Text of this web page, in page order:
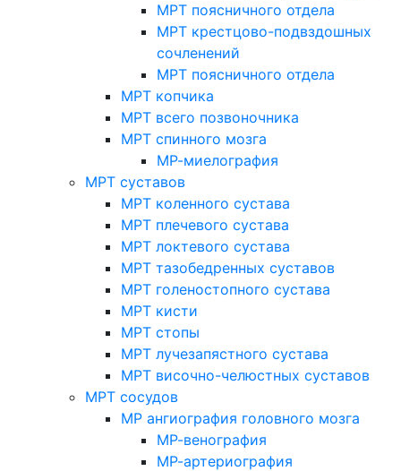
МРТ поясничного отдела
МРТ крестцово-подвздошных
сочленений
МРТ поясничного отдела
МРТ копчика
МРТ всего позвоночника
МРТ спинного мозга
МР-миелография
МРТ суставов
МРТ коленного сустава
МРТ плечевого сустава
МРТ локтевого сустава
МРТ тазобедренных суставов
МРТ голеностопного сустава
МРТ кисти
МРТ стопы
МРТ лучезапястного сустава
МРТ височно-челюстных суставов
МРТ сосудов
МР ангиография головного мозга
МР-венография
МР-артериография